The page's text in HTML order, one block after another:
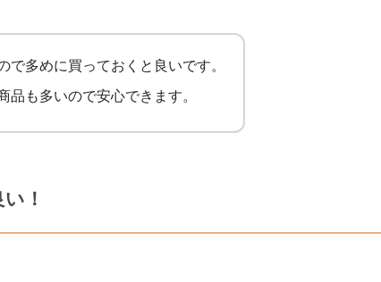
で多めに買っておくと良いです。
品も多いので安心できます。
！